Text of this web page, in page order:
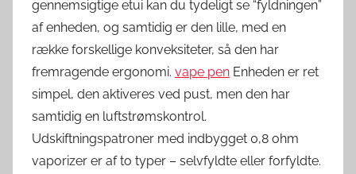
gennemsigtige etui kan du tydeligt se “fyldningen”
af enheden, og samtidig er den lille, med en
række forskellige konveksiteter, så den har
fremragende ergonomi. vape pen Enheden er ret
simpel, den aktiveres ved pust, men den har
samtidig en luftstrømskontrol.
Udskiftningspatroner med indbygget 0,8 ohm
vaporizer er af to typer – selvfyldte eller forfyldte.